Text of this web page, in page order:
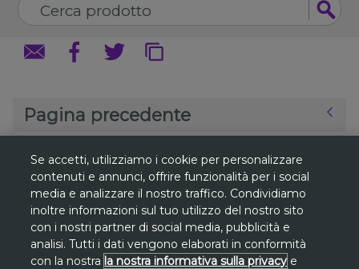
Pagina precedente
Una corretta cura delle mani può mantenerle giovani più a
lungo. Cura le tue dita industriose con le nostrecreme idratanti
per le mani, che contengono ingredienti nutrienti e deliziose
fragranze a lunga durata. Scegli ungel igienizzanteo uno
spray per le mani per assicurarti di tenerle pulite mentre sei in
movimento e concediti un balsamo per le mani dopo una lunga
giornata di lavoro.
Se accetti, utilizziamo i cookie per personalizzare
contenuti e annunci, offrire funzionalità per i social
media e analizzare il nostro traffico. Condividiamo
inoltre informazioni sul tuo utilizzo del nostro sito
con i nostri partner di social media, pubblicità e
analisi. Tutti i dati vengono elaborati in conformità
con la nostra la nostra informativa sulla privacy e